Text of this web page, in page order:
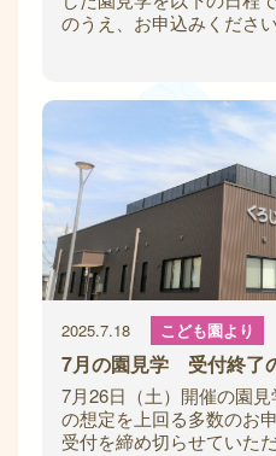
のうえ、お申込みくださ
2025.7.18 こども園より
7月の園見学 受付終了
7月26日（土）開催の園
の想定を上回る多数のお
受付を締め切らせていた